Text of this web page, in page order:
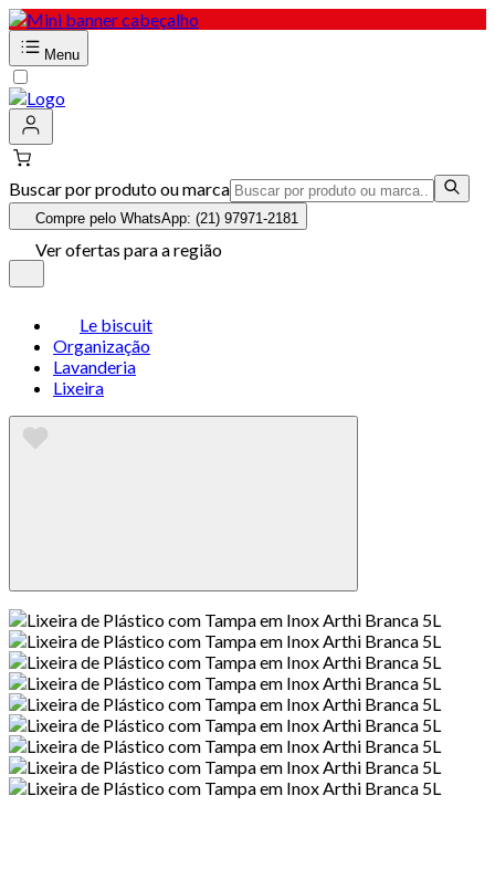
Menu
Buscar por produto ou marca
Compre pelo WhatsApp: (21) 97971-2181
Ver ofertas para a região
Le biscuit
Organização
Lavanderia
Lixeira